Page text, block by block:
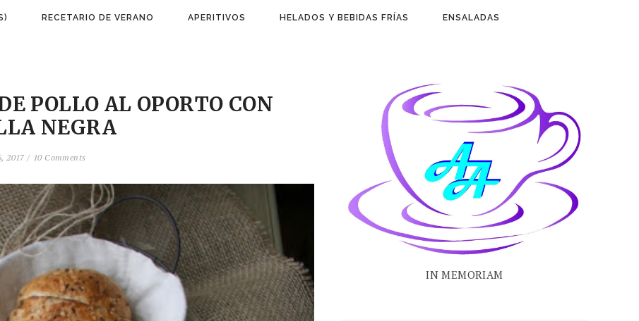
RECETARIO DE VERANO APERITIVOS HELADOS Y BEBIDAS FRÍAS ENSALADAS
POLLO AL OPORTO CON
NEGRA
2017 / 10 Comments
IN MEMORIAM